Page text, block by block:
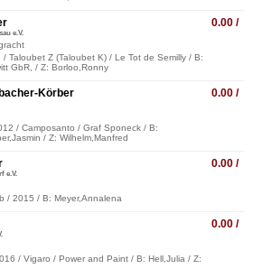
0.00 /
e.V.
Taloubet Z (Taloubet K) / Le Tot de Semilly / B:
GbR, / Z: Borloo,Ronny
0.00 /
Körber
/ Camposanto / Graf Sponeck / B:
/ Z: Wilhelm,Manfred
0.00 /
e.V.
/ 2015 / B: Meyer,Annalena
0.00 /
/ Vigaro / Power and Paint / B: Hell,Julia / Z: